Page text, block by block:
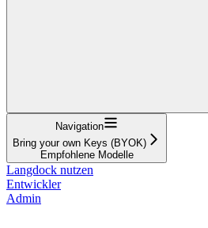
Navigation
Bring your own Keys (BYOK)
Empfohlene Modelle
Langdock nutzen
Entwickler
Admin